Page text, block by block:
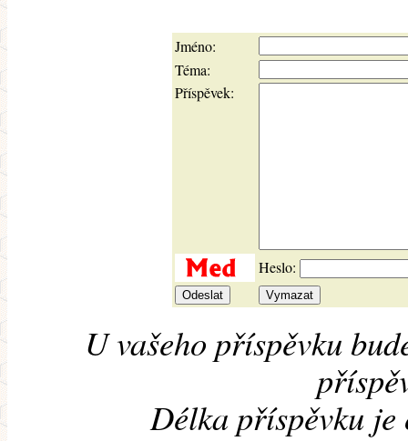
Jméno:
Téma:
Příspěvek:
Heslo:
U vašeho příspěvku
Délka příspěvku je